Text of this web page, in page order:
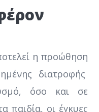
η προώθηση
διατροφής
όσο και σε
παιδία, οι έγκυες